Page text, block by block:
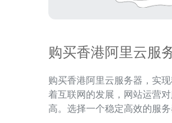
购买香港阿里云服
购买香港阿里云服务器，实现
着互联网的发展，网站运营
高。选择一个稳定高效的服